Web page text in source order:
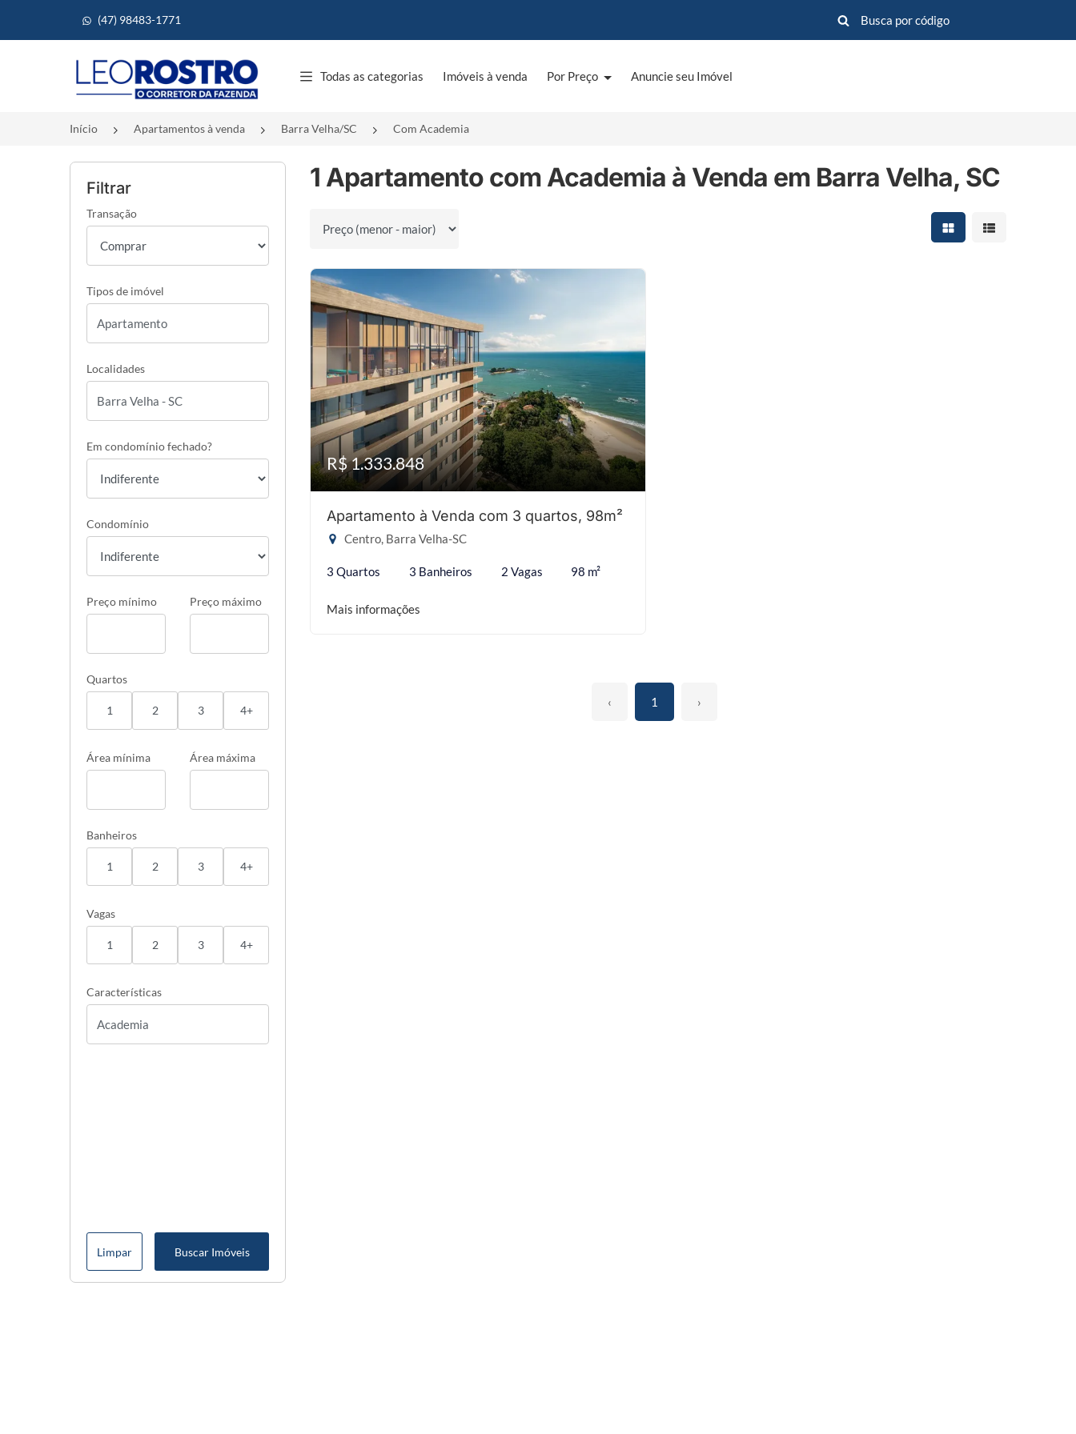
(47) 98483-1771
Página inicial
Todas as categorias Imóveis à venda Por Preço Anuncie seu Imóvel
Início Apartamentos à venda Barra Velha/SC Com Academia
Filtrar
Transação
Tipos de imóvel
Localidades
Em condomínio fechado?
Condomínio
Preço mínimo Preço máximo
Quartos
1 2 3 4+
Área mínima Área máxima
Banheiros
1 2 3 4+
Vagas
1 2 3 4+
Características
Limpar Buscar Imóveis
1 Apartamento com Academia à Venda em Barra Velha, SC
Ordenar por Mostrar resultados em
Mostrar
R$ 1.333.848
Apartamento à Venda com 3 quartos, 98m²
Centro, Barra Velha-SC
3 Quartos 3 Banheiros 2 Vagas 98 m²
Mais informações
‹ 1 ›